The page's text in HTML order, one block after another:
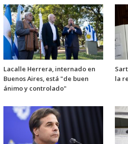
Lacalle Herrera, internado en
Buenos Aires, está "de buen
ánimo y controlado"
la